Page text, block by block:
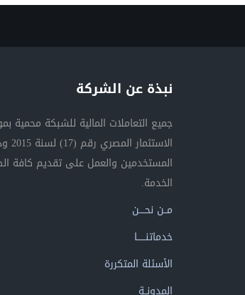
نبذة عن الشركة
جميع التعاملات المالية للشبكة محمية
المستخدمين والعمل على تقديم كافة
الخدمة.
مــن نحــــن
خدماتنــــــا
الأسئلة المتكررة
المدونــة